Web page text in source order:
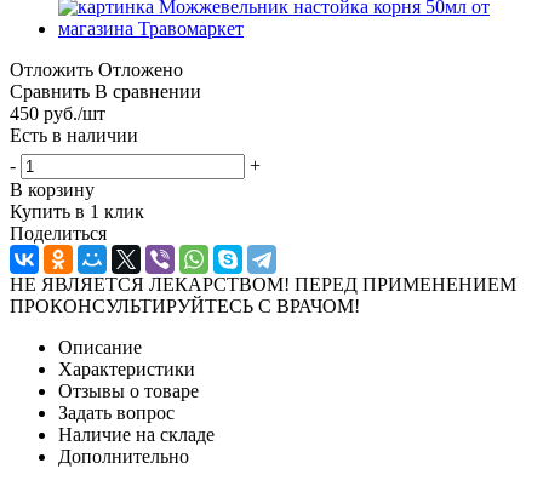
Отложить Отложено
Сравнить В сравнении
450 руб./шт
Есть в наличии
-
+
В корзину
Купить в 1 клик
Поделиться
НЕ ЯВЛЯЕТСЯ ЛЕКАРСТВОМ! ПЕРЕД ПРИМЕНЕНИЕМ
ПРОКОНСУЛЬТИРУЙТЕСЬ С ВРАЧОМ!
Описание
Характеристики
Отзывы о товаре
Задать вопрос
Наличие на складе
Дополнительно